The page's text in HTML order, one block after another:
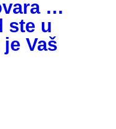
…
ste u
Vaš